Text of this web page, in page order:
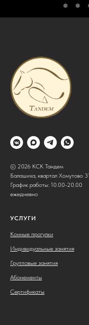
© 2026 КСК Тандем
Балашиха, квартал Хомутово
График работы: 10.00-20.00
ежедневно
УСЛУГИ
Конные прогулки
Индивидуальные занятия
Групповые занятия
Абонементы
Сертификаты